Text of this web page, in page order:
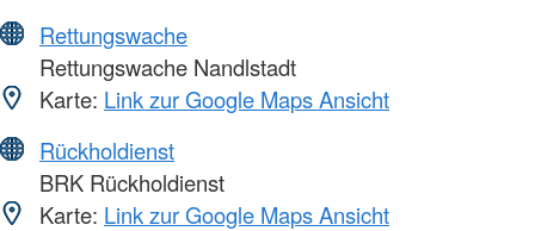
Rettungswache
Rettungswache Nandlstadt
Karte: Link zur Google Maps Ansicht
Rückholdienst
BRK Rückholdienst
Karte: Link zur Google Maps Ansicht